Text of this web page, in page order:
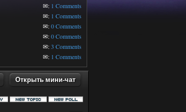
✉: 1 Comments
✉: 1 Comments
✉:0 Comments
✉:0 Comments
✉:3 Comments
✉: 1 Comments
Открыть мини-чат